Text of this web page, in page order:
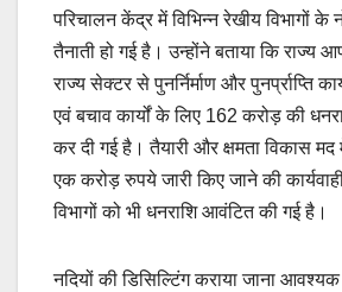
परिचालन केंद्र में विभिन्न रेखीय विभागों के
तैनाती हो गई है। उन्होंने बताया कि राज्य
राज्य सेक्टर से पुनर्निर्माण और पुनर्प्राप्ति
एवं बचाव कार्यों के लिए 162 करोड़ की
कर दी गई है। तैयारी और क्षमता विकास
एक करोड़ रुपये जारी किए जाने की
विभागों को भी धनराशि आवंटित की गई है।
नदियों की डिसिल्टिंग कराया जाना आवश्यक